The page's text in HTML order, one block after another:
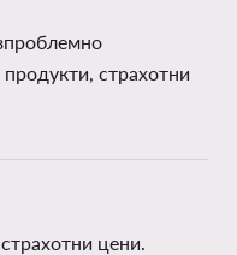
страхотни
цени.